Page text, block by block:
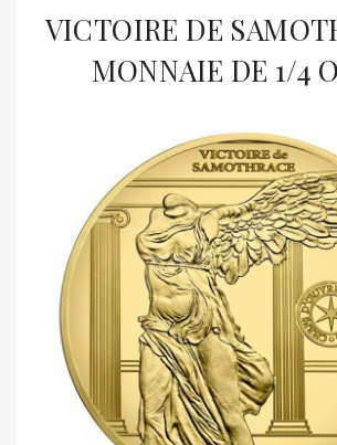
VICTOIRE DE
MONNAIE DE 1/4